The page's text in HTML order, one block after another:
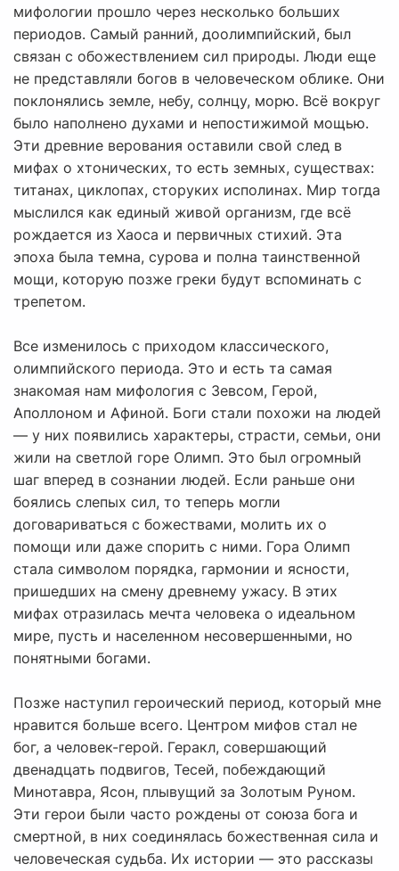
мифологии прошло через несколько больших
периодов. Самый ранний, доолимпийский, был
связан с обожествлением сил природы. Люди еще
не представляли богов в человеческом облике. Они
поклонялись земле, небу, солнцу, морю. Всё вокруг
было наполнено духами и непостижимой мощью.
Эти древние верования оставили свой след в
мифах о хтонических, то есть земных, существах:
титанах, циклопах, сторуких исполинах. Мир тогда
мыслился как единый живой организм, где всё
рождается из Хаоса и первичных стихий. Эта
эпоха была темна, сурова и полна таинственной
мощи, которую позже греки будут вспоминать с
трепетом.
Все изменилось с приходом классического,
олимпийского периода. Это и есть та самая
знакомая нам мифология с Зевсом, Герой,
Аполлоном и Афиной. Боги стали похожи на людей
— у них появились характеры, страсти, семьи, они
жили на светлой горе Олимп. Это был огромный
шаг вперед в сознании людей. Если раньше они
боялись слепых сил, то теперь могли
договариваться с божествами, молить их о
помощи или даже спорить с ними. Гора Олимп
стала символом порядка, гармонии и ясности,
пришедших на смену древнему ужасу. В этих
мифах отразилась мечта человека о идеальном
мире, пусть и населенном несовершенными, но
понятными богами.
Позже наступил героический период, который мне
нравится больше всего. Центром мифов стал не
бог, а человек-герой. Геракл, совершающий
двенадцать подвигов, Тесей, побеждающий
Минотавра, Ясон, плывущий за Золотым Руном.
Эти герои были часто рождены от союза бога и
смертной, в них соединялась божественная сила и
человеческая судьба. Их истории — это рассказы